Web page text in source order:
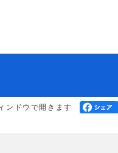
ンドウで開きます